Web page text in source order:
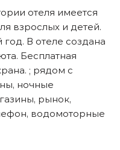
отеля имеется
взрослых и детей.
год. В отеле создана
Бесплатная
; рядом с
ночные
рынок,
водомоторные